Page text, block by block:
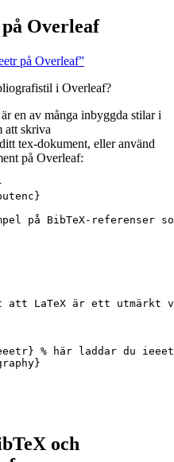
på Overleaf
på Overleaf”
i Overleaf?
en av många inbyggda stilar i
att skriva
tex-dokument, eller använd
på Overleaf:
}
på BibTeX-
att LaTeX är ett utmärkt
% här laddar du
och